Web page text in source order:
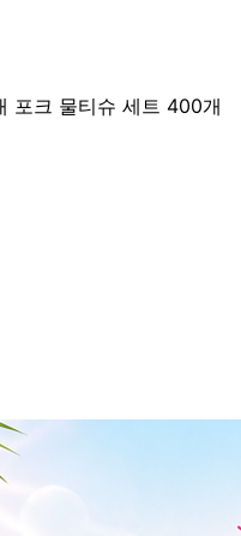
포크 물티슈 세트 400개